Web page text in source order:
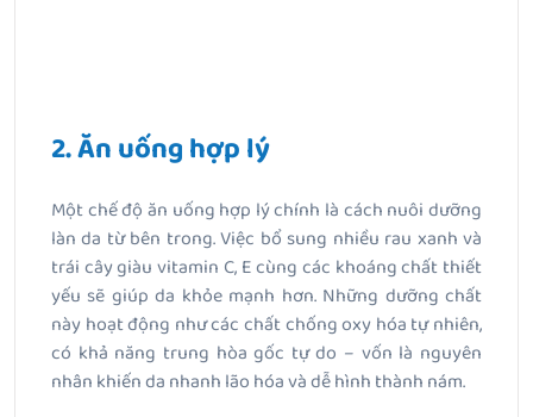
2. Ăn uống hợp lý
Một chế độ ăn uống hợp lý chính là cách nuôi dưỡng
làn da từ bên trong. Việc bổ sung nhiều rau xanh và
trái cây giàu vitamin C, E cùng các khoáng chất thiết
yếu sẽ giúp da khỏe mạnh hơn. Những dưỡng chất
này hoạt động như các chất chống oxy hóa tự nhiên,
có khả năng trung hòa gốc tự do – vốn là nguyên
nhân khiến da nhanh lão hóa và dễ hình thành nám.